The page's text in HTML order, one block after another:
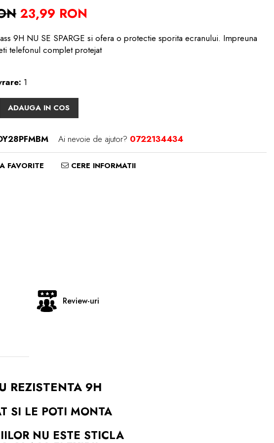
23,99 RON
9H NU SE SPARGE si ofera o protectie sporita ecranului. Impreuna
telefonul complet protejat
1
ADAUGA IN COS
Ai nevoie de ajutor? 0722134434
FAVORITE CERE INFORMATII
Review-uri
REZISTENTA 9H
SI LE POTI MONTA
NU ESTE STICLA